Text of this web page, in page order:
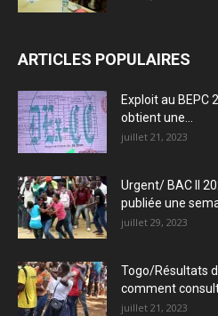
ARTICLES POPULAIRES
Exploit au BEPC
obtient une...
juillet 21, 2023
Urgent/ BAC II
publiée une
juillet 29, 2023
Togo/Résultats
comment
juillet 21, 2023